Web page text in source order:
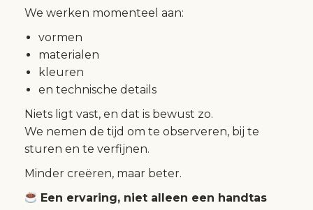
We werken momenteel aan:
vormen
materialen
kleuren
en technische details
Niets ligt vast, en dat is bewust zo.
We nemen de tijd om te observeren, bij te
sturen en te verfijnen.
Minder creëren, maar beter.
Een ervaring, niet alleen een handtas